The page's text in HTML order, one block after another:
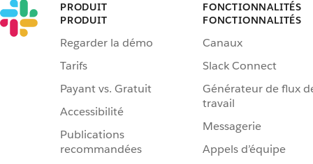
PRODUIT
PRODUIT
Regarder la démo
Tarifs
Payant vs. Gratuit
Accessibilité
Publications
recommandées
FONCTIONNALITÉS
FONCTIONNALITÉS
Canaux
Slack Connect
Générateur de flux
travail
Messagerie
Appels d’équipe